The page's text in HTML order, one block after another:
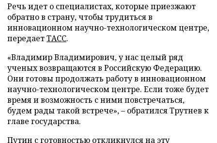
Речь идет о специалистах, которые приезжают
обратно в страну, чтобы трудиться в
инновационном научно-технологическом центре,
передаетТАСС.
«Владимир Владимирович, у нас целый ряд
ученых возвращаются в Российскую Федерацию.
Они готовы продолжать работу в инновационном
научно-технологическом центре. Если тоже будет
время и возможность с ними повстречаться,
будем рады такой встрече», – обратился Трутнев к
главе государства.
Путин с готовностью откликнулся на эту